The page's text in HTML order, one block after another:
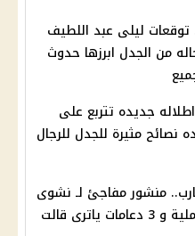
ليلى عبد اللطيف
تثير حاله من الجدل ابرزها حدوث
جديده تتربع على
نصائح مثيرة للجدل للرجال
منشور مفاجئ لـ نشوى
مصطفى بعد عملية و 3 دعامات ياترى قالت